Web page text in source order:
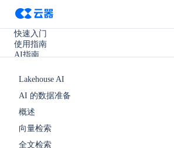
快速入门
使用指南
AI指南
开发手册
使用场景
产品更新
其它
Lakehouse AI
AI 的数据准备
概述
向量检索
全文检索